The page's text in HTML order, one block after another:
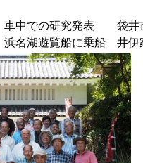
究発表 袋井市油山
に乗船 井伊家菩提